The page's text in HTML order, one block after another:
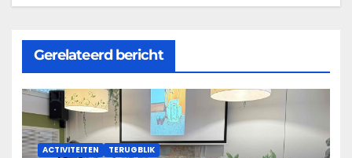
Gerelateerd bericht
ACTIVITEITEN TERUGBLIK